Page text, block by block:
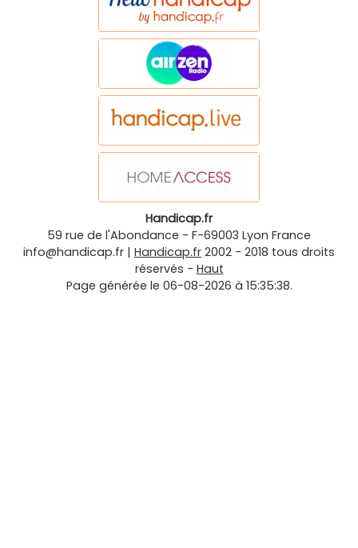
Handicap.fr
59 rue de l'Abondance - F-69003 Lyon France
info@handicap.fr | Handicap.fr 2002 - 2018 tous droits
réservés - Haut
Page générée le 06-08-2026 à 15:35:38.